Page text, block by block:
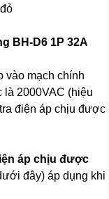
BH-D6 1P 32A
vào mạch chính
2000VAC (hiệu
điện áp chịu được
áp chịu được
đây) áp dụng khi